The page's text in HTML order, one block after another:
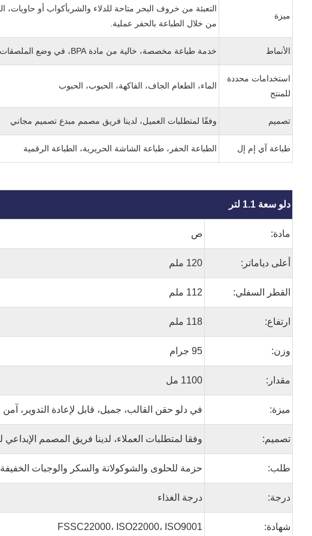
ميزة
التعبئة من خروف البحر متاحة للدلاء والشرب
من خلال الطباعة بالحفر عملية.
الأنماط خدمة طباعة مخصصة، خالية من مادة BPA، في وضع الملصقات على القوالب
استخدامات محددة
للمنتج
الماء، الطعام الجاف، الفاكهة، الحبوب، الحبوب
تصميم وفقًا لمتطلبات العميل، لدينا فريق مصمم مبدع تصميم مجاني
طباعة آي إم إل الطباعة الحفر، طباعة الشاشة الحريرية، الطباعة الرقمية
دلو سعة 1.1 لتر
مادة: ص
أعلى دياماتر: 120 ملم
القطر السفلي: 112 ملم
ارتفاع: 118 ملم
وزن: 95 جرام
مقدار: 1100 مل
ميزة: في دلو حقن القالب، جميل، قابل لإعادة التدوير، آمن
تصميم: وفقا لمتطلبات العملاء، لدينا فريق المصمم الإبداعي
طلب: حزمة للحلوى والشوكولاتة والسكر والوجبات
درجة: درجة الغذاء
شهادة: FSSC22000، ISO22000، ISO9001